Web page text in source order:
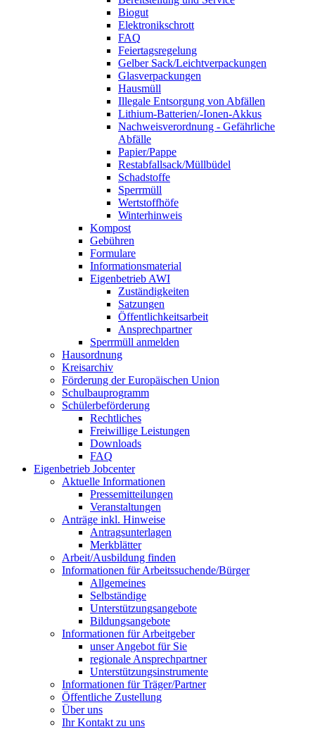
Biogut
Elektronikschrott
FAQ
Feiertagsregelung
Gelber Sack/Leichtverpackungen
Glasverpackungen
Hausmüll
Illegale Entsorgung von Abfällen
Lithium-Batterien/-Ionen-Akkus
Nachweisverordnung - Gefährliche
Abfälle
Papier/Pappe
Restabfallsack/Müllbüdel
Schadstoffe
Sperrmüll
Wertstoffhöfe
Winterhinweis
Kompost
Gebühren
Formulare
Informationsmaterial
Eigenbetrieb AWI
Zuständigkeiten
Satzungen
Öffentlichkeitsarbeit
Ansprechpartner
Sperrmüll anmelden
Hausordnung
Kreisarchiv
Förderung der Europäischen Union
Schulbauprogramm
Schülerbeförderung
Rechtliches
Freiwillige Leistungen
Downloads
FAQ
Eigenbetrieb Jobcenter
Aktuelle Informationen
Pressemitteilungen
Veranstaltungen
Anträge inkl. Hinweise
Antragsunterlagen
Merkblätter
Arbeit/Ausbildung finden
Informationen für Arbeitssuchende/Bürger
Allgemeines
Selbständige
Unterstützungs­angebote
Bildungsangebote
Informationen für Arbeitgeber
unser Angebot für Sie
regionale Ansprechpartner
Unterstützungs­instrumente
Informationen für Träger/Partner
Öffentliche Zustellung
Über uns
Ihr Kontakt zu uns